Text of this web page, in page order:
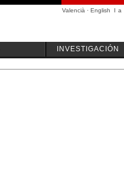
Valencià · English I a
INVESTIGACIÓN